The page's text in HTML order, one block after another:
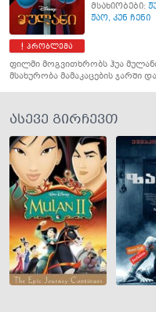
პრობლემა
მსახიობები:
ჟაო, კუნ ჩენი
ფილმი მოგვითხრობს ჰუა
მსახურობა მამაკაცების ჯარში
ასევე გირჩევთ